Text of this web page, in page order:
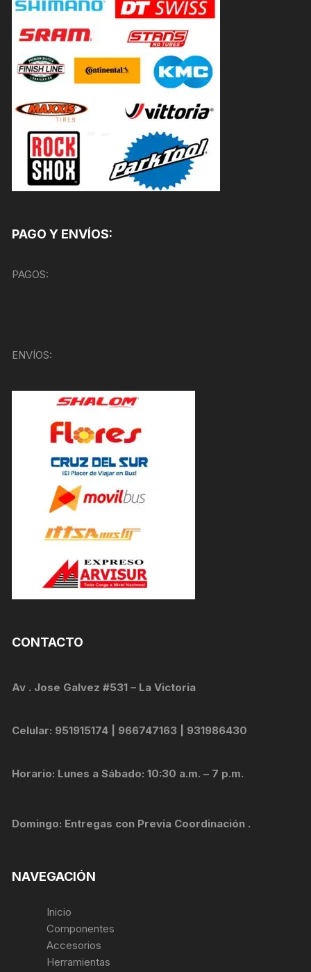
PAGO Y ENVÍOS:
PAGOS:
ENVÍOS:
CONTACTO
Av . Jose Galvez #531 – La Victoria
Celular: 951915174 | 966747163 | 931986430
Horario: Lunes a Sábado: 10:30 a.m. – 7 p.m.
Domingo: Entregas con Previa Coordinación .
NAVEGACIÓN
Inicio
Componentes
Accesorios
Herramientas